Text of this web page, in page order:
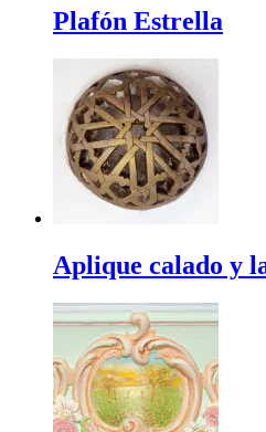
Plafón Estrella
Aplique calado y